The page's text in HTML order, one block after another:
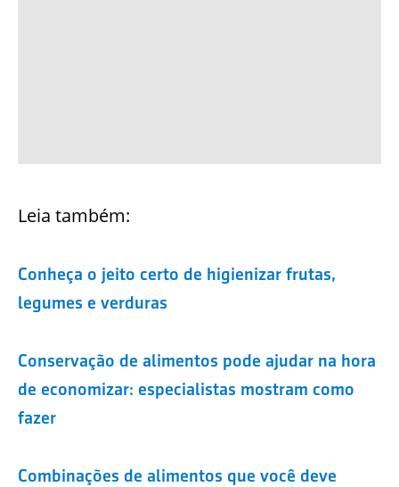
Leia também:
Conheça o jeito certo de higienizar frutas,
legumes e verduras
Conservação de alimentos pode ajudar na hora
de economizar: especialistas mostram como
fazer
Combinações de alimentos que você deve